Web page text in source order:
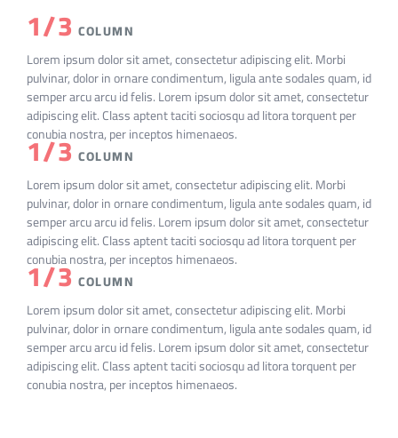
1/3 COLUMN
Lorem ipsum dolor sit amet, consectetur adipiscing elit. Morbi
pulvinar, dolor in ornare condimentum, ligula ante sodales quam, id
semper arcu arcu id felis. Lorem ipsum dolor sit amet, consectetur
adipiscing elit. Class aptent taciti sociosqu ad litora torquent per
conubia nostra, per inceptos himenaeos.
1/3COLUMN
Lorem ipsum dolor sit amet, consectetur adipiscing elit. Morbi
pulvinar, dolor in ornare condimentum, ligula ante sodales quam, id
semper arcu arcu id felis. Lorem ipsum dolor sit amet, consectetur
adipiscing elit. Class aptent taciti sociosqu ad litora torquent per
conubia nostra, per inceptos himenaeos.
1/3COLUMN
Lorem ipsum dolor sit amet, consectetur adipiscing elit. Morbi
pulvinar, dolor in ornare condimentum, ligula ante sodales quam, id
semper arcu arcu id felis. Lorem ipsum dolor sit amet, consectetur
adipiscing elit. Class aptent taciti sociosqu ad litora torquent per
conubia nostra, per inceptos himenaeos.